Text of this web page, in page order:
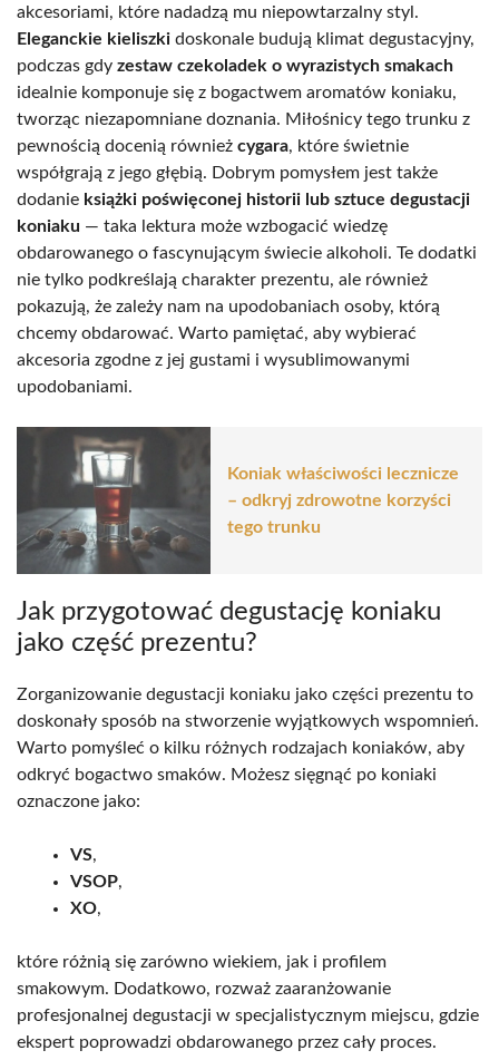
akcesoriami, które nadadzą mu niepowtarzalny styl.
Eleganckie kieliszki doskonale budują klimat degustacyjny,
podczas gdy zestaw czekoladek o wyrazistych smakach
idealnie komponuje się z bogactwem aromatów koniaku,
tworząc niezapomniane doznania. Miłośnicy tego trunku z
pewnością docenią również cygara, które świetnie
współgrają z jego głębią. Dobrym pomysłem jest także
dodanie książki poświęconej historii lub sztuce degustacji
koniaku — taka lektura może wzbogacić wiedzę
obdarowanego o fascynującym świecie alkoholi. Te dodatki
nie tylko podkreślają charakter prezentu, ale również
pokazują, że zależy nam na upodobaniach osoby, którą
chcemy obdarować. Warto pamiętać, aby wybierać
akcesoria zgodne z jej gustami i wysublimowanymi
upodobaniami.
Koniak właściwości lecznicze
– odkryj zdrowotne korzyści
tego trunku
Jak przygotować degustację koniaku
jako część prezentu?
Zorganizowanie degustacji koniaku jako części prezentu to
doskonały sposób na stworzenie wyjątkowych wspomnień.
Warto pomyśleć o kilku różnych rodzajach koniaków, aby
odkryć bogactwo smaków. Możesz sięgnąć po koniaki
oznaczone jako:
VS,
VSOP,
XO,
które różnią się zarówno wiekiem, jak i profilem
smakowym. Dodatkowo, rozważ zaaranżowanie
profesjonalnej degustacji w specjalistycznym miejscu, gdzie
ekspert poprowadzi obdarowanego przez cały proces.